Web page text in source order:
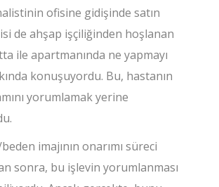
ofisine gidişinde satın
de ahşap işçiliğinden hoşlanan
ile apartmanında ne yapmayı
konuşuyordu. Bu, hastanın
yorumlamak yerine
imajının onarımı süreci
sonra, bu işlevin yorumlanması